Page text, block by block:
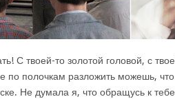
С твоей-то золотой головой, с
по полочкам разложить можешь,
Не думала я, что обращусь к